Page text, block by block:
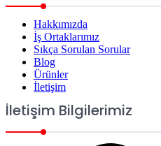
Hakkımızda
İş Ortaklarımız
Sıkça Sorulan Sorular
Blog
Ürünler
İletişim
İletişim Bilgilerimiz